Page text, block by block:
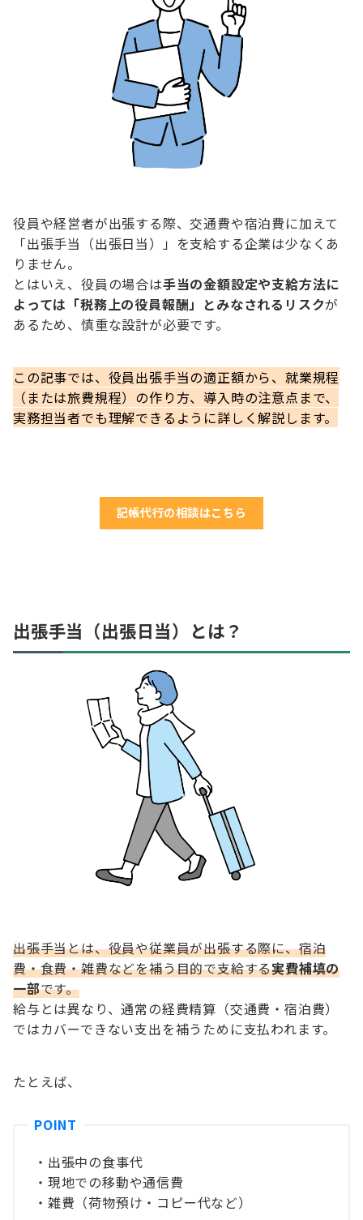
役員や経営者が出張する際、交通費や宿泊費に加えて
「出張手当（出張日当）」を支給する企業は少なくあ
りません。
とはいえ、役員の場合は手当の金額設定や支給方法に
よっては「税務上の役員報酬」とみなされるリスクが
あるため、慎重な設計が必要です。
この記事では、役員出張手当の適正額から、就業規程
（または旅費規程）の作り方、導入時の注意点まで、
実務担当者でも理解できるように詳しく解説します。
記帳代行の相談はこちら
出張手当（出張日当）とは？
出張手当とは、役員や従業員が出張する際に、宿泊
費・食費・雑費などを補う目的で支給する実費補填の
一部です。
給与とは異なり、通常の経費精算（交通費・宿泊費）
ではカバーできない支出を補うために支払われます。
たとえば、
・出張中の食事代
・現地での移動や通信費
・雑費（荷物預け・コピー代など）